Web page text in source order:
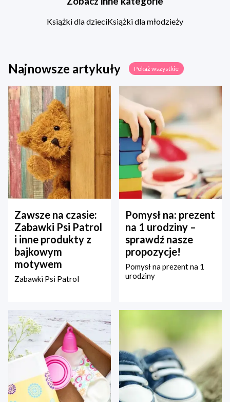
Książki dla dzieciKsiążki dla młodzieży
Najnowsze artykuły Pokaż wszystkie
Zawsze na czasie:
Zabawki Psi Patrol
i inne produkty z
bajkowym
motywem
Zabawki Psi Patrol
Pomysł na: prezent
na 1 urodziny –
sprawdź nasze
propozycje!
Pomysł na prezent na 1
urodziny